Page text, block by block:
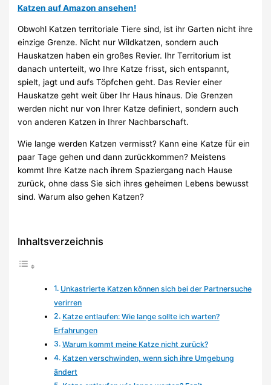
Katzen auf Amazon ansehen!
Obwohl Katzen territoriale Tiere sind, ist ihr Garten nicht ihre
einzige Grenze. Nicht nur Wildkatzen, sondern auch
Hauskatzen haben ein großes Revier. Ihr Territorium ist
danach unterteilt, wo Ihre Katze frisst, sich entspannt,
spielt, jagt und aufs Töpfchen geht. Das Revier einer
Hauskatze geht weit über Ihr Haus hinaus. Die Grenzen
werden nicht nur von Ihrer Katze definiert, sondern auch
von anderen Katzen in Ihrer Nachbarschaft.
Wie lange werden Katzen vermisst? Kann eine Katze für ein
paar Tage gehen und dann zurückkommen? Meistens
kommt Ihre Katze nach ihrem Spaziergang nach Hause
zurück, ohne dass Sie sich ihres geheimen Lebens bewusst
sind. Warum also gehen Katzen?
Inhaltsverzeichnis
Unkastrierte Katzen können sich bei der Partnersuche
verirren
Katze entlaufen: Wie lange sollte ich warten?
Erfahrungen
Warum kommt meine Katze nicht zurück?
Katzen verschwinden, wenn sich ihre Umgebung
ändert